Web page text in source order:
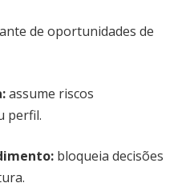
de oportunidades de
:assume riscos
perfil.
: bloqueia decisões